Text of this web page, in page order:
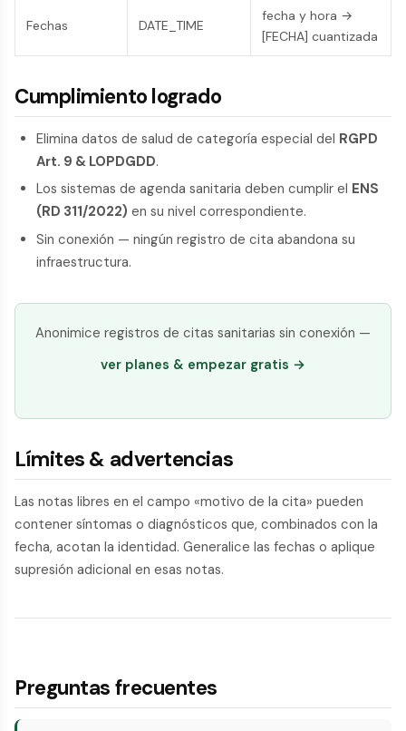
Fechas DATE_TIME
fecha y hora →
[FECHA] cuantizada
Cumplimiento logrado
Elimina datos de salud de categoría especial del RGPD
Art. 9 & LOPDGDD.
Los sistemas de agenda sanitaria deben cumplir el ENS
(RD 311/2022) en su nivel correspondiente.
Sin conexión — ningún registro de cita abandona su
infraestructura.
Anonimice registros de citas sanitarias sin conexión —
ver planes & empezar gratis →
Límites & advertencias
Las notas libres en el campo «motivo de la cita» pueden
contener síntomas o diagnósticos que, combinados con la
fecha, acotan la identidad. Generalice las fechas o aplique
supresión adicional en esas notas.
Preguntas frecuentes